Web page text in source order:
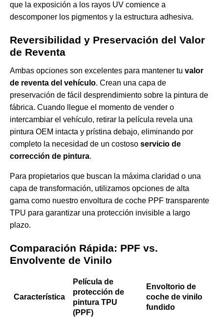
que la exposición a los rayos UV comience a
descomponer los pigmentos y la estructura adhesiva.
Reversibilidad y Preservación del Valor
de Reventa
Ambas opciones son excelentes para mantener tu valor
de reventa del vehículo. Crean una capa de
preservación de fácil desprendimiento sobre la pintura de
fábrica. Cuando llegue el momento de vender o
intercambiar el vehículo, retirar la película revela una
pintura OEM intacta y prístina debajo, eliminando por
completo la necesidad de un costoso servicio de
corrección de pintura.
Para propietarios que buscan la máxima claridad o una
capa de transformación, utilizamos opciones de alta
gama como nuestro envoltura de coche PPF transparente
TPU para garantizar una protección invisible a largo
plazo.
Comparación Rápida: PPF vs.
Envolvente de Vinilo
Característica
Película de
protección de
pintura TPU
(PPF)
Envoltorio de
coche de vinilo
fundido